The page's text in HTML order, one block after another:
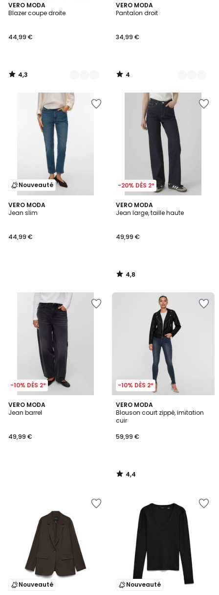
VERO MODA
Blazer coupe droite
44,99 €
4,3
/ 5
3
Couleurs
4,3
/
VERO MODA
Pantalon droit
34,99 €
4
/
2
Couleurs
4
/
Nouveauté
VERO MODA
Jean slim
44,99 €
-20% DÈS 2*
VERO MODA
Jean large, taille haute
49,99 €
4,8
/ 5
4,8
/
-10% DÈS 2*
VERO MODA
Jean barrel
49,99 €
-10% DÈS 2*
VERO MODA
Blouson court zippé, imitation
cuir
59,99 €
4,4
/ 5
4,4
/
Nouveauté Nouveauté